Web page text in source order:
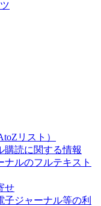
リスト）
購読に関する情報
ナルのフルテキスト
せ
子ジャーナル等の利